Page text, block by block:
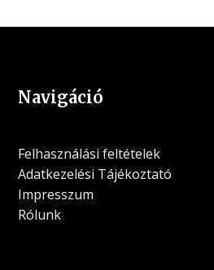
Navigáció
Felhasználási feltételek
Adatkezelési Tájékoztató
Impresszum
Rólunk